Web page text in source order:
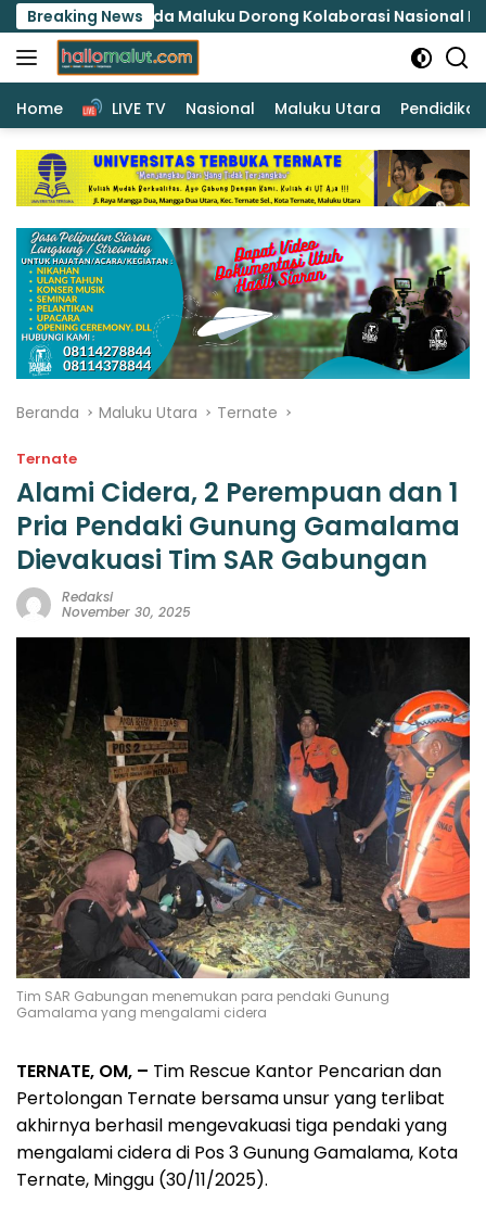
Langsung
ke
konten
Breaking News
Polda Maluku Dorong Kolaborasi Nasional Lindungi
Home LIVE TV Nasional Maluku Utara Pendidikan
Beranda Maluku Utara Ternate
Ternate
Alami Cidera, 2 Perempuan dan 1
Pria Pendaki Gunung Gamalama
Dievakuasi Tim SAR Gabungan
Redaksi
November 30, 2025
Tim SAR Gabungan menemukan para pendaki Gunung
Gamalama yang mengalami cidera
TERNATE, OM, – Tim Rescue Kantor Pencarian dan
Pertolongan Ternate bersama unsur yang terlibat
akhirnya berhasil mengevakuasi tiga pendaki yang
mengalami cidera di Pos 3 Gunung Gamalama, Kota
Ternate, Minggu (30/11/2025).